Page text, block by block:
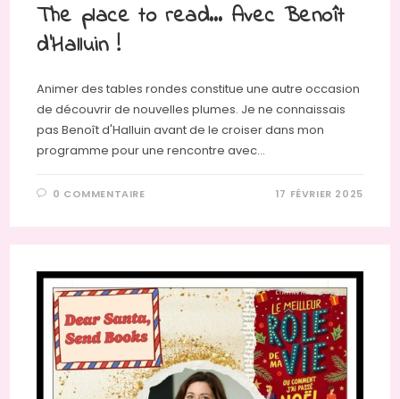
The place to read… Avec Benoît
d’Halluin !
Animer des tables rondes constitue une autre occasion
de découvrir de nouvelles plumes. Je ne connaissais
pas Benoît d'Halluin avant de le croiser dans mon
programme pour une rencontre avec…
0 COMMENTAIRE 17 FÉVRIER 2025